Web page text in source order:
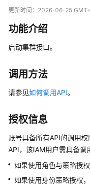
动
务
告
产
介
数
据
治
理
更新时间： 2026-06-25
功能介绍
启动集群接口。
调用方法
请参见如何调用API。
授权信息
账号具备所有API的调用
API，该IAM用户需具备调
如果使用角色与策略授
如果使用身份策略授权